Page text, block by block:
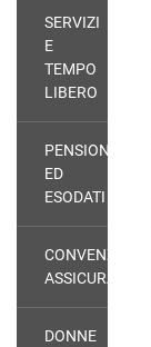
SERVIZI
E
TEMPO
LIBERO
PENSIONATI
ED
ESODATI
CONVENZIONI
ASSICURATIVE
DONNE